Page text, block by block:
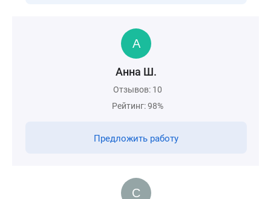
Анна Ш.
Отзывов: 10
Рейтинг: 98%
Предложить работу